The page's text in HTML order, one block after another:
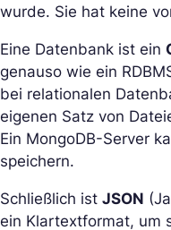
wurde. Sie hat keine
Eine Datenbank ist ein
genauso wie ein
bei relationalen
eigenen Satz von
Ein MongoDB-Server
speichern.
Schließlich ist JSON
ein Klartextformat, um